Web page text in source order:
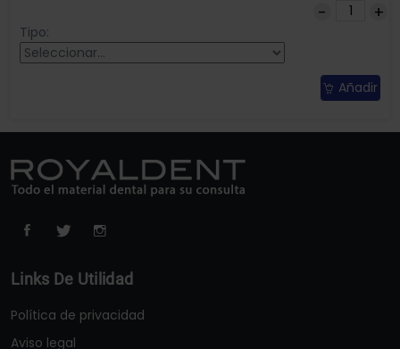
Tipo:
Añadir
Links De Utilidad
Política de privacidad
Aviso legal